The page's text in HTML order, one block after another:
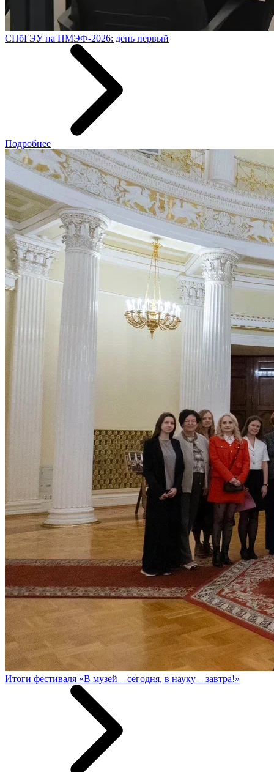
СПбГЭУ на ПМЭФ-2026: день первый
Подробнее
Итоги фестиваля «В музей – сегодня, в науку – завтра!»